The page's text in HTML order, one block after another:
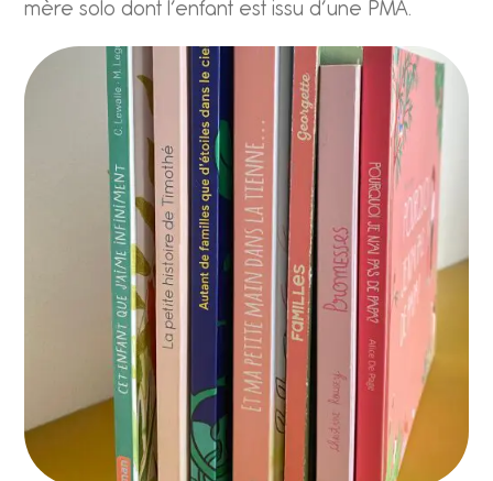
mère solo dont l’enfant est issu d’une PMA.